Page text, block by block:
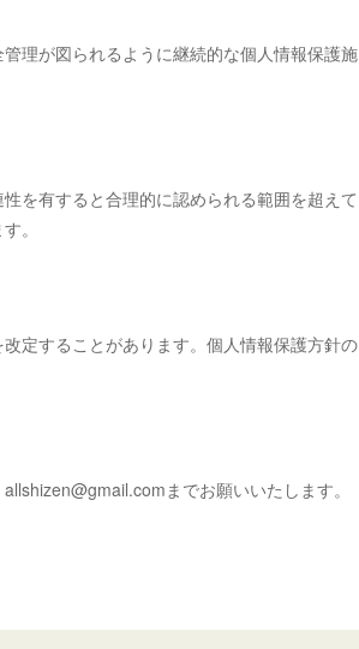
理が図られるように継続的な個人情報保護施
を有すると合理的に認められる範囲を超えて
。
定することがあります。個人情報保護方針の
までお願いいたします。